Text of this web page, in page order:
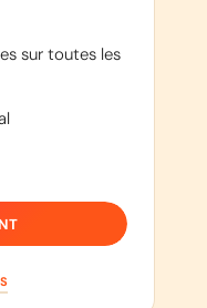
sur toutes les